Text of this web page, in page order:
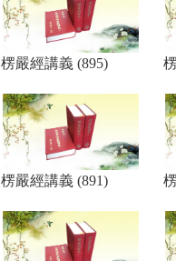
楞嚴經講義 (895)
楞嚴經講義 (891)